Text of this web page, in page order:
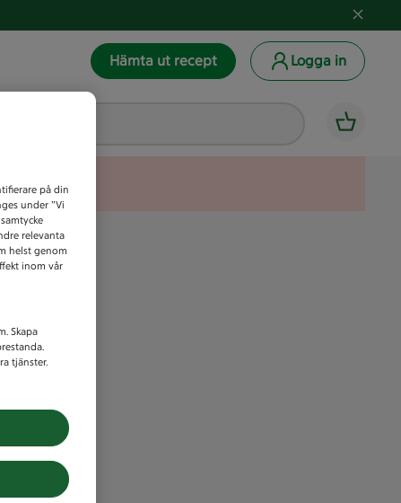
Hämta ut recept Logga in
på din
under ”Vi
relevanta
helst genom
inom vår
Skapa
tjänster.